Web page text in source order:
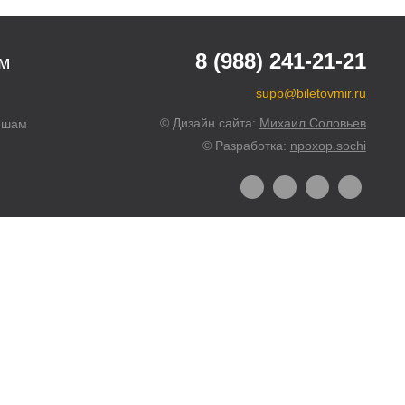
8 (988) 241-21-21
supp@biletovmir.ru
© Дизайн сайта: Михаил Соловьев
© Разработка: npoxop.sochi